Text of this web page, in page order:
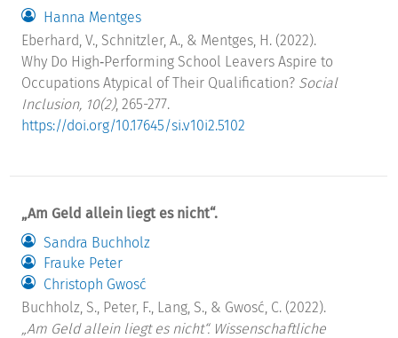
Hanna Mentges
Eberhard, V., Schnitzler, A., & Mentges, H. (2022).
Why Do High‐Performing School Leavers Aspire to
Occupations Atypical of Their Qualification? Social
Inclusion, 10(2), 265-277.
https://doi.org/10.17645/si.v10i2.5102
„Am Geld allein liegt es nicht“.
Sandra Buchholz
Frauke Peter
Christoph Gwosć
Buchholz, S., Peter, F., Lang, S., & Gwosć, C. (2022).
„Am Geld allein liegt es nicht“. Wissenschaftliche